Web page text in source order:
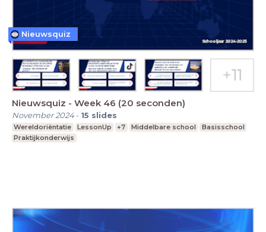
Nieuwsquiz - Week 46 (20 seconden)
November 2024- 15 slides
Wereldoriëntatie LessonUp +7 Middelbare school
Basisschool
Praktijkonderwijs
Nieuwsquiz